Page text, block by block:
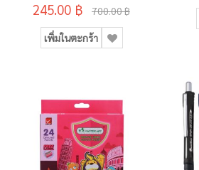
245.00 ฿ 700.00 ฿
เพิ่มในตะกร้า